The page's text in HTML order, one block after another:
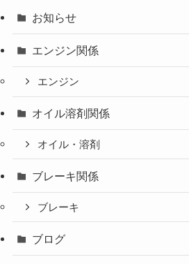
お知らせ
エンジン関係
エンジン
オイル溶剤関係
オイル・溶剤
ブレーキ関係
ブレーキ
ブログ